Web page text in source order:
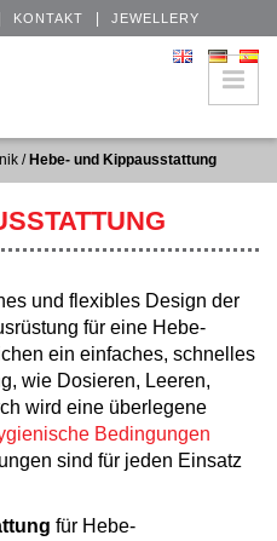
KONTAKT JEWELLERY
/ Hebe- und Kippausstattung
und flexibles Design der
für eine Hebe-
ein einfaches, schnelles
wie Dosieren, Leeren,
wird eine überlegene
Bedingungen
sind für jeden Einsatz
für Hebe-